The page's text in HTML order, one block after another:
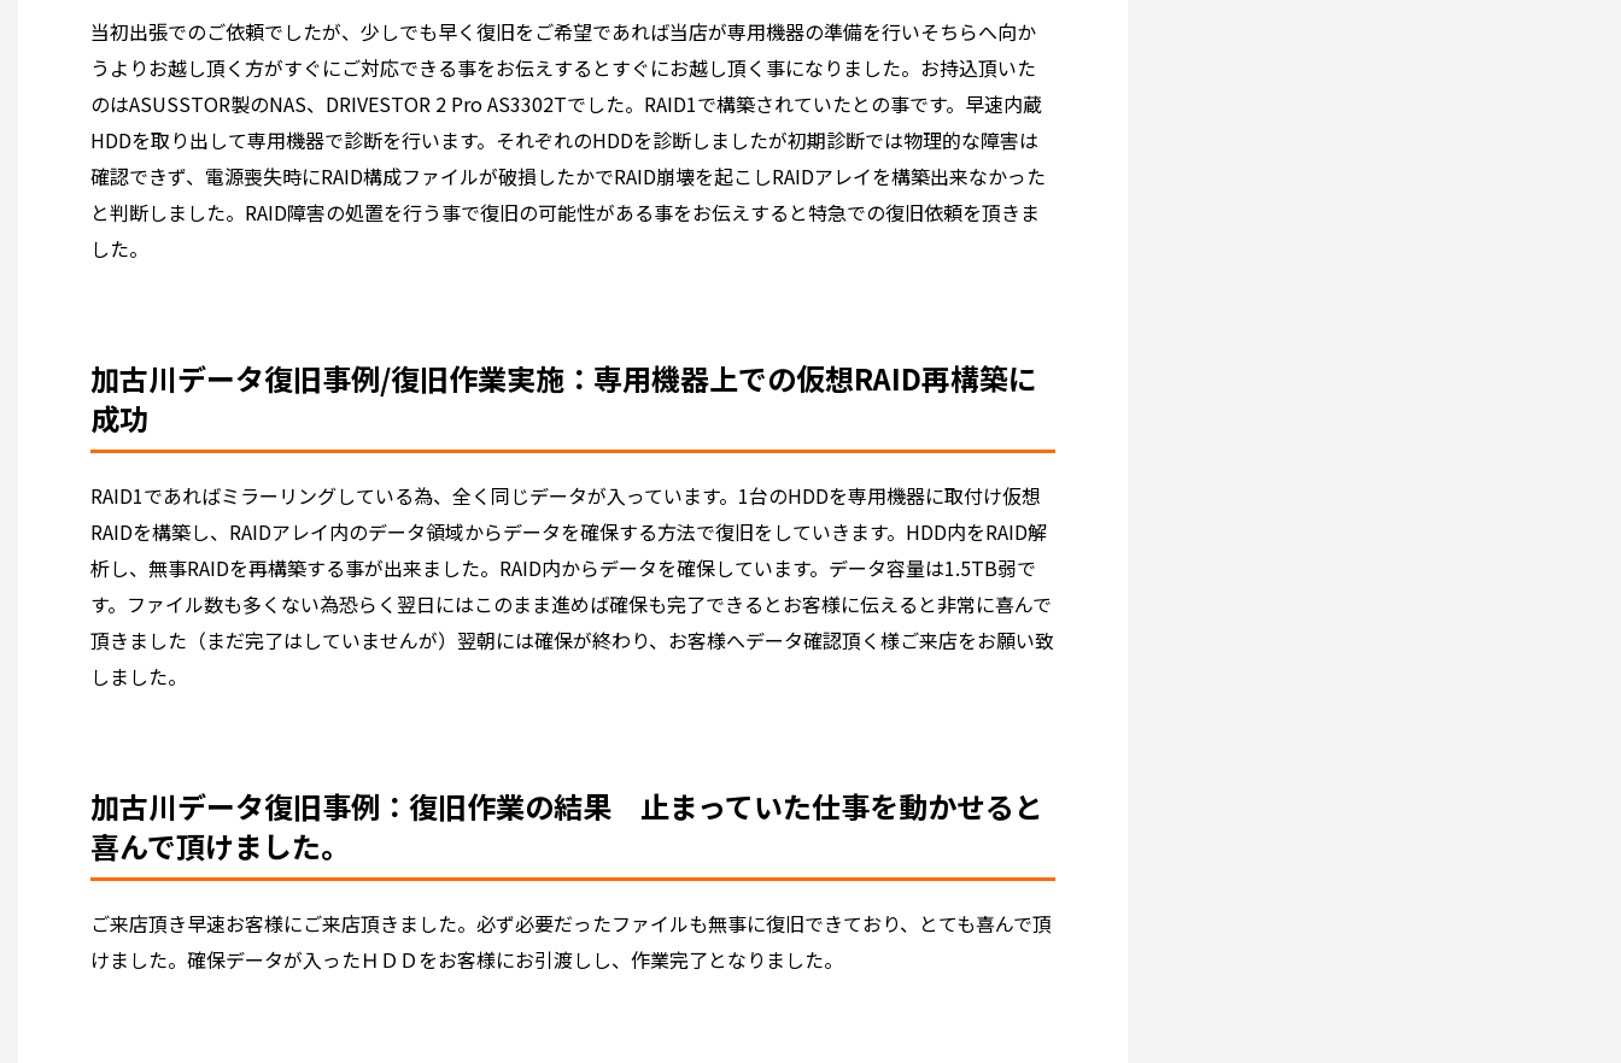
当初出張でのご依頼でしたが、少しでも早く復旧をご希望であれば当店が専用機器の準備を行いそちらへ向か
うよりお越し頂く方がすぐにご対応できる事をお伝えするとすぐにお越し頂く事になりました。お持込頂いた
のはASUSSTOR製のNAS、DRIVESTOR 2 Pro AS3302Tでした。RAID1で構築されていたとの事です。早速内蔵
HDDを取り出して専用機器で診断を行います。それぞれのHDDを診断しましたが初期診断では物理的な障害は
確認できず、電源喪失時にRAID構成ファイルが破損したかでRAID崩壊を起こしRAIDアレイを構築出来なかった
と判断しました。RAID障害の処置を行う事で復旧の可能性がある事をお伝えすると特急での復旧依頼を頂きま
した。
加古川データ復旧事例/復旧作業実施：専用機器上での仮想RAID再構築に
成功
RAID1であればミラーリングしている為、全く同じデータが入っています。1台のHDDを専用機器に取付け仮想
RAIDを構築し、RAIDアレイ内のデータ領域からデータを確保する方法で復旧をしていきます。HDD内をRAID解
析し、無事RAIDを再構築する事が出来ました。RAID内からデータを確保しています。データ容量は1.5TB弱で
す。ファイル数も多くない為恐らく翌日にはこのまま進めば確保も完了できるとお客様に伝えると非常に喜んで
頂きました（まだ完了はしていませんが）翌朝には確保が終わり、お客様へデータ確認頂く様ご来店をお願い致
しました。
加古川データ復旧事例：復旧作業の結果 止まっていた仕事を動かせると
喜んで頂けました。
ご来店頂き早速お客様にご来店頂きました。必ず必要だったファイルも無事に復旧できており、とても喜んで頂
けました。確保データが入ったＨＤＤをお客様にお引渡しし、作業完了となりました。